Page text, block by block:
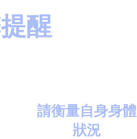
醒
請​衡量自身身體
狀況